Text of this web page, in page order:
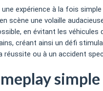
une expérience à la fois
scène une volaille
en évitant les
créant ainsi un défi
réussite ou à un accident